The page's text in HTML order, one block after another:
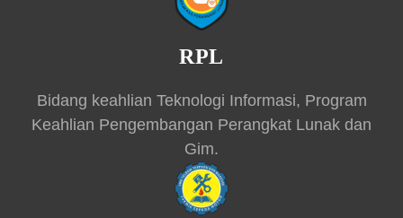
RPL
Bidang keahlian Teknologi Informasi, Program
Keahlian Pengembangan Perangkat Lunak dan
Gim.